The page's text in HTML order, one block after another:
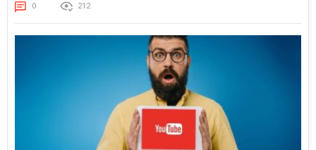
0 212